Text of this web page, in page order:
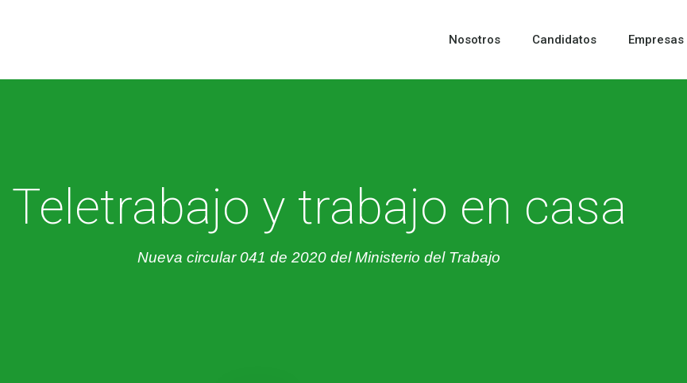
Nosotros Candidatos Empresas
Teletrabajo y trabajo en casa
Nueva circular 041 de 2020 del Ministerio del Trabajo